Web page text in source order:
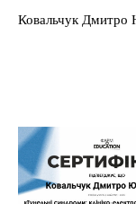
Ковальчук Дмитро